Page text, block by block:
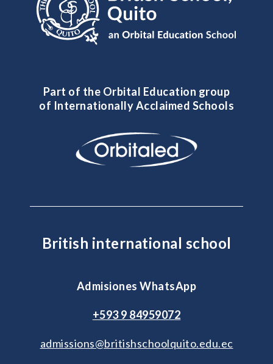
Part of the Orbital Education group
of Internationally Acclaimed Schools
British international school
Admisiones WhatsApp
+593 9 84959072
admissions@britishschoolquito.edu.ec